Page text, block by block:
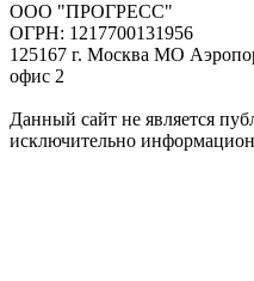
ООО "ПРОГРЕСС"
ОГРН: 1217700131956
125167 г. Москва МО
офис 2
Данный сайт не является
исключительно